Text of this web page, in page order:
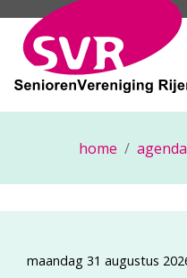
home
maandag 31 augustus